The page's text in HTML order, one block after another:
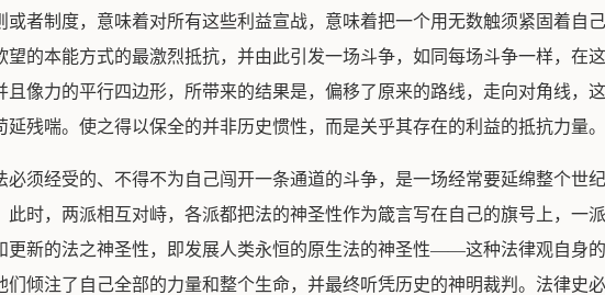
者制度，意味着对所有这些利益宣战，意味着把一个用无数触须紧固着自
的本能方式的最激烈抵抗，并由此引发一场斗争，如同每场斗争一样，在
像力的平行四边形，所带来的结果是，偏移了原来的路线，走向对角线，
残喘。使之得以保全的并非历史惯性，而是关乎其存在的利益的抵抗力量。
须经受的、不得不为自己闯开一条通道的斗争，是一场经常要延绵整个世纪
时，两派相互对峙，各派都把法的神圣性作为箴言写在自己的旗号上，一
更新的法之神圣性，即发展人类永恒的原生法的神圣性——这种法律观自身
倾注了自己全部的力量和整个生命，并最终听凭历史的神明裁判。法律史